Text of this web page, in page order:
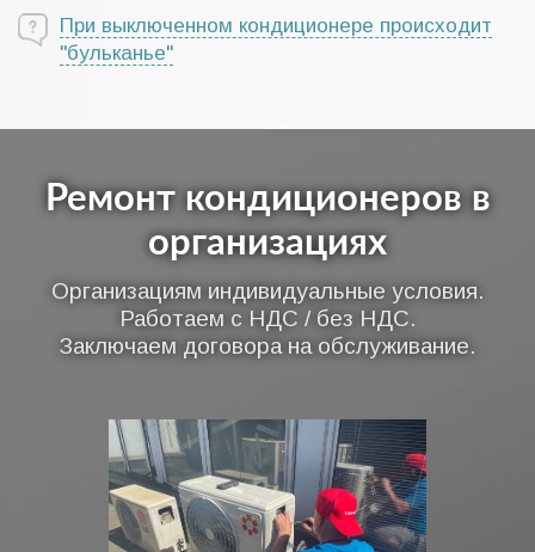
При выключенном кондиционере происходит
"бульканье"
Ремонт кондиционеров в
организациях
Организациям индивидуальные условия.
Работаем с НДС / без НДС.
Заключаем договора на обслуживание.